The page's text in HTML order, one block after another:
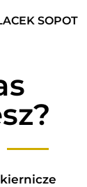
SOPOT